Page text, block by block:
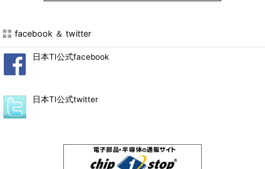
facebook ＆ twitter
日本TI公式facebook
日本TI公式twitter